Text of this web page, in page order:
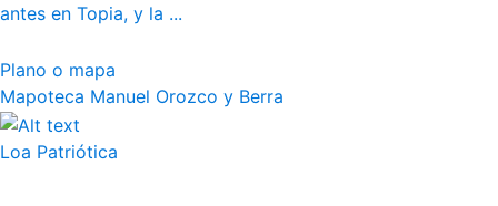
antes en Topia, y la ...
Plano o mapa
Mapoteca Manuel Orozco y Berra
Loa Patriótica